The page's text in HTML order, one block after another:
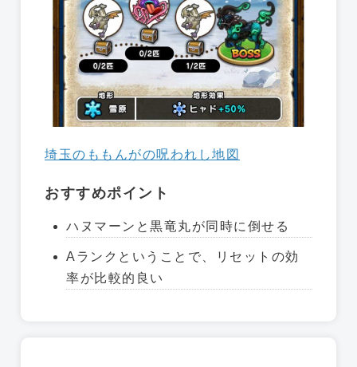
埼玉のももんがの呪われし地図
おすすめポイント
ハヌマーンと黒竜丸が同時に倒せる
Aランクということで、リセットの効
率が比較的良い